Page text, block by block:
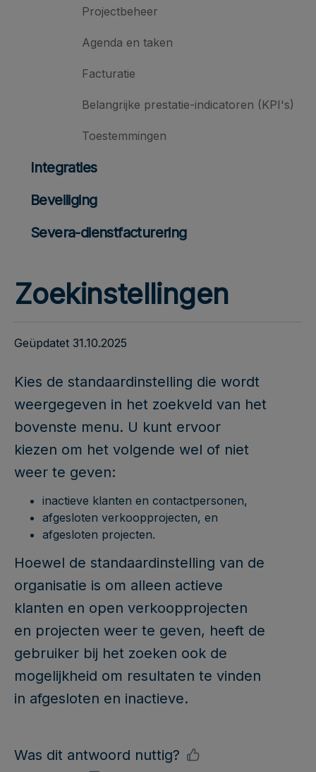
Projectbeheer
Agenda en taken
Facturatie
Belangrijke prestatie-indicatoren (KPI's)
Toestemmingen
Integraties
Beveiliging
Severa-dienstfacturering
Zoekinstellingen
Geüpdatet 31.10.2025
Kies de standaardinstelling die wordt
weergegeven in het zoekveld van het
bovenste menu. U kunt ervoor
kiezen om het volgende wel of niet
weer te geven:
inactieve klanten en contactpersonen,
afgesloten verkoopprojecten, en
afgesloten projecten.
Hoewel de standaardinstelling van de
organisatie is om alleen actieve
klanten en open verkoopprojecten
en projecten weer te geven, heeft de
gebruiker bij het zoeken ook de
mogelijkheid om resultaten te vinden
in afgesloten en inactieve.
Was dit antwoord nuttig?